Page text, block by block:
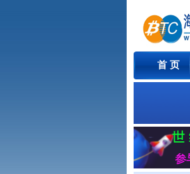
首 页